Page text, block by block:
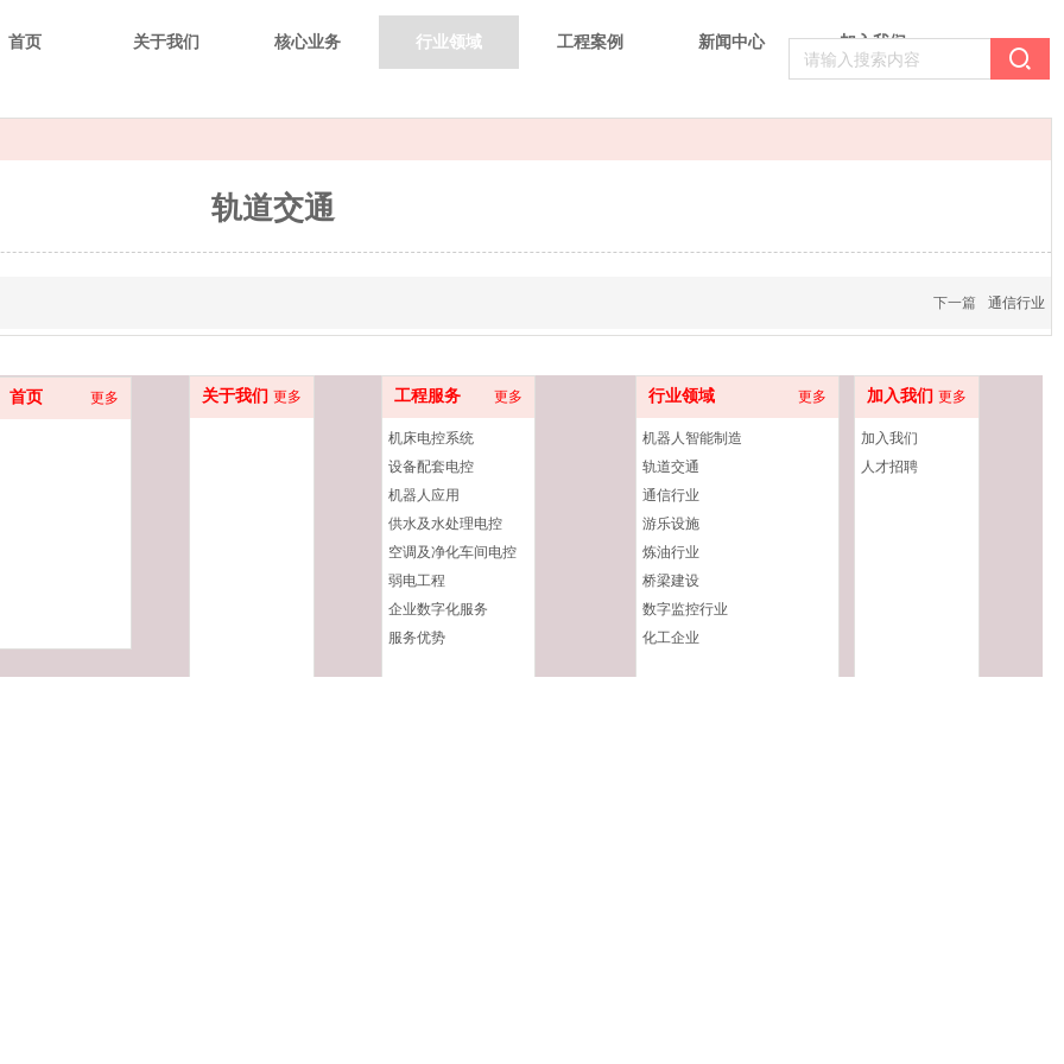
首页 关于我们 核心业务 行业领域 工程案例 新闻中心 加入我们
轨道交通
下一篇 通信行业
首页 更多 工程服务 更多
机床电控系统
设备配套电控
机器人应用
供水及水处理电控
空调及净化车间电控
弱电工程
企业数字化服务
服务优势
关于我们 更多 行业领域 更多
机器人智能制造
轨道交通
通信行业
游乐设施
炼油行业
桥梁建设
数字监控行业
化工企业
加入我们 更多
加入我们
人才招聘